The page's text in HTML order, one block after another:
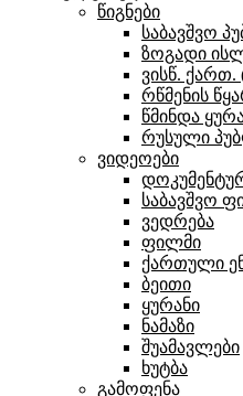
წიგნები
საბავშვო
ზოგადი
ვისწ. ქართ.
რწმენის
წმინდა
რუსული
ვიდეოები
საბავშვო
ვედრება
ფილმი
ქართული
ბეითი
ყურანი
ნამაზი
შუამავლები
ხუტბა
გამოფენა